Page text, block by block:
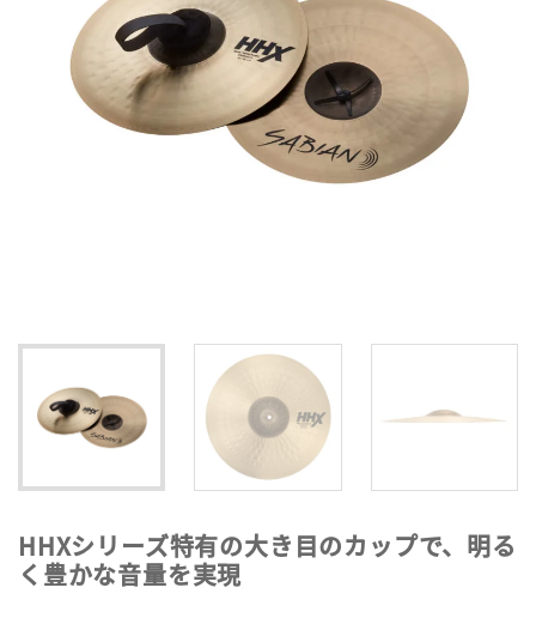
HHXシリーズ特有の大き目のカップで、明る
く豊かな音量を実現